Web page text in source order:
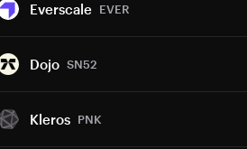
Everscale EVER
Dojo SN52
Kleros PNK